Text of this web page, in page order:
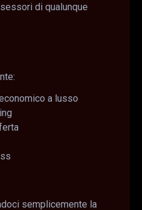
di qualunque
a lusso
semplicemente la